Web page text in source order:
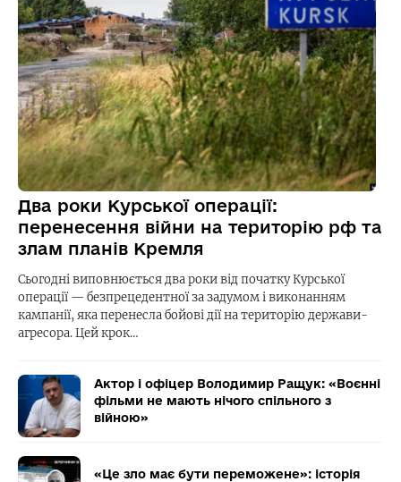
Два роки Курської операції:
перенесення війни на територію рф та
злам планів Кремля
Сьогодні виповнюється два роки від початку Курської
операції — безпрецедентної за задумом і виконанням
кампанії, яка перенесла бойові дії на територію держави-
агресора. Цей крок…
Актор і офіцер Володимир Ращук: «Воєнні
фільми не мають нічого спільного з
війною»
«Це зло має бути переможене»: історія